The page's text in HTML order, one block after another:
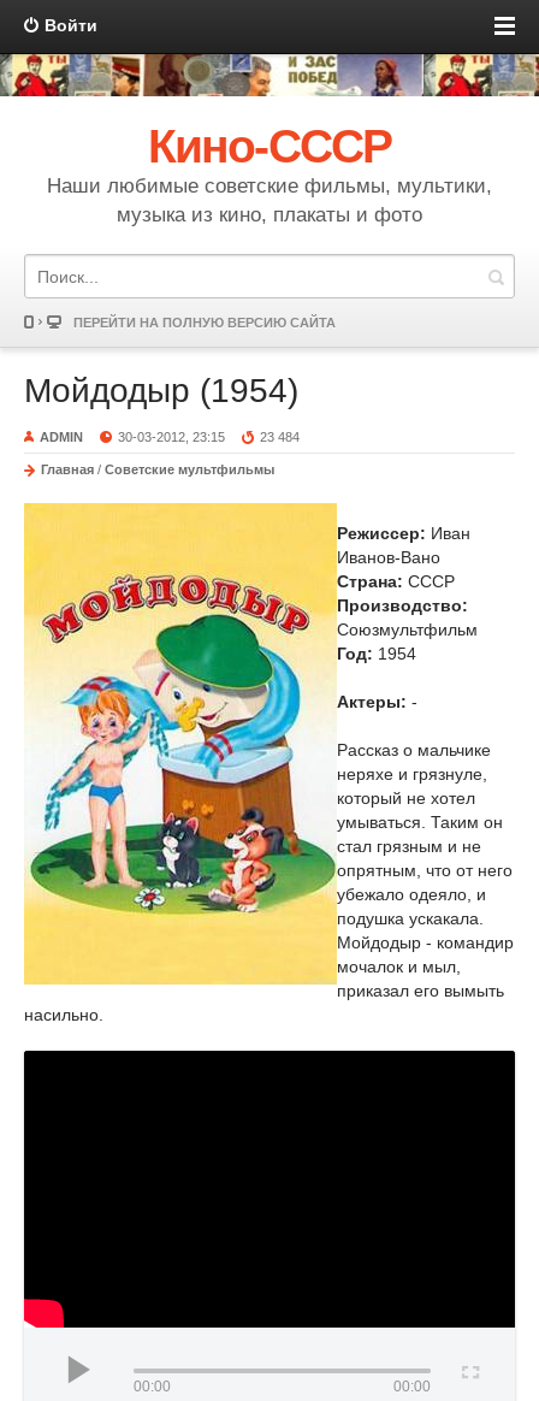
Войти
Кино-СССР
Наши любимые советские фильмы, мультики,
музыка из кино, плакаты и фото
ПЕРЕЙТИ НА ПОЛНУЮ ВЕРСИЮ САЙТА
Мойдодыр (1954)
ADMIN 30-03-2012, 23:15 23 484
Главная / Советские мультфильмы
Режиссер: Иван
Иванов-Вано
Страна: СССР
Производство:
Союзмультфильм
Год: 1954
Актеры: -
Рассказ о мальчике
неряхе и грязнуле,
который не хотел
умываться. Таким он
стал грязным и не
опрятным, что от него
убежало одеяло, и
подушка ускакала.
Мойдодыр - командир
мочалок и мыл,
приказал его вымыть
насильно.
00:00 00:00